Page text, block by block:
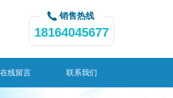
销售热线
18164045677
在线留言 联系我们